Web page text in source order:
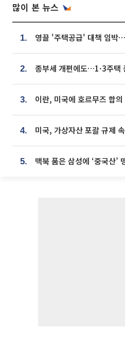
많이 본 뉴스
1.
2.
3.
4.
5.